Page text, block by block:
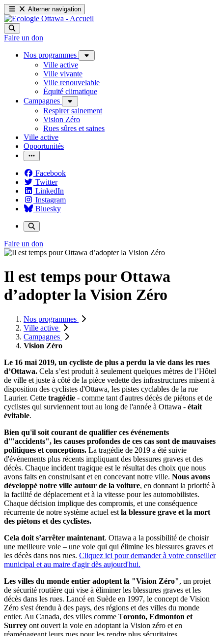
Alterner navigation
Faire un don
Nos programmes
Ville active
Ville vivante
Ville renouvelable
Équité climatique
Campagnes
Respirer sainement
Vision Zéro
Rues sûres et saines
Ville active
Opportunités
Facebook
Twitter
LinkedIn
Instagram
Bluesky
Faire un don
Il est temps pour Ottawa
d’adopter la Vision Zéro
Nos programmes
Ville active
Campagnes
Vision Zéro
Le 16 mai 2019, un cycliste de plus a perdu la vie dans les rues
d’Ottawa. Cela s’est produit à seulement quelques mètres de l’Hôtel
de ville et juste à côté de la pièce vedette des infrastructures misent à
disposition des cyclistes d'Ottawa, les pistes cyclables de la rue
Laurier. Cette tragédie - comme tant d'autres décès de piétons et de
cyclistes qui surviennent tout au long de l'année à Ottawa - était
évitable.
Bien qu'il soit courant de qualifier ces événements
d'"accidents", les causes profondes de ces cas sont de mauvaises
politiques et conceptions. La tragédie de 2019 a été suivie
d'événements plus récents impliquant des blessures graves et des
décès. Chaque incident tragique est le résultat des choix que nous
avons faits en construisant et en concevant notre ville. Nous avons
développé notre ville autour de la voiture, en donnant la priorité à
la facilité de déplacement et à la vitesse pour les automobilistes.
Chaque décision implique des compromis, et une conséquence
récurrente de notre système actuel est la blessure grave et la mort
des piétons et des cyclistes.
Cela doit s’arrêter maintenant. Ottawa a la possibilité de choisir
une meilleure voie – une voie qui qui élimine les blessures graves et
les décès dans nos rues. Cliquez ici pour demander à votre conseiller
municipal et au maire d'agir dès aujourd'hui.
Les villes du monde entier adoptent la "Vision Zéro", un projet
de sécurité routière qui vise à éliminer les blessures graves et les
décès dans les rues. Lancé en Suède en 1997, le concept de Vision
Zéro s'est étendu à des pays, des régions et des villes du monde
entier. Au Canada, des villes comme Toronto, Edmonton et
Surrey ont ouvert la voie en adoptant la Vision zéro et en
réaménageant leurs rues pour les rendre plus sécuritaires.